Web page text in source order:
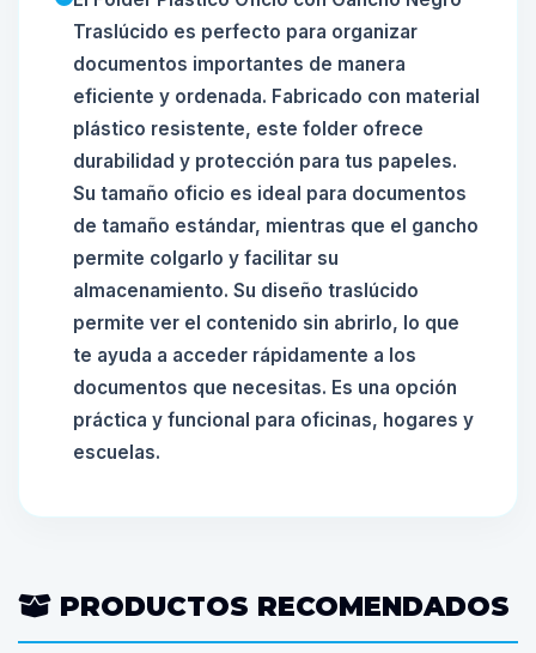
Traslúcido es perfecto para organizar
documentos importantes de manera
eficiente y ordenada. Fabricado con material
plástico resistente, este folder ofrece
durabilidad y protección para tus papeles.
Su tamaño oficio es ideal para documentos
de tamaño estándar, mientras que el gancho
permite colgarlo y facilitar su
almacenamiento. Su diseño traslúcido
permite ver el contenido sin abrirlo, lo que
te ayuda a acceder rápidamente a los
documentos que necesitas. Es una opción
práctica y funcional para oficinas, hogares y
escuelas.
PRODUCTOS RECOMENDADOS